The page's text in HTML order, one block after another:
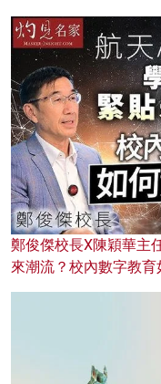
鄭俊傑校長X陳穎華主
來潮流？校內數字教育